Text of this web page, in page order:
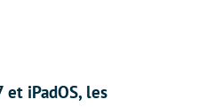
iPadOS, les